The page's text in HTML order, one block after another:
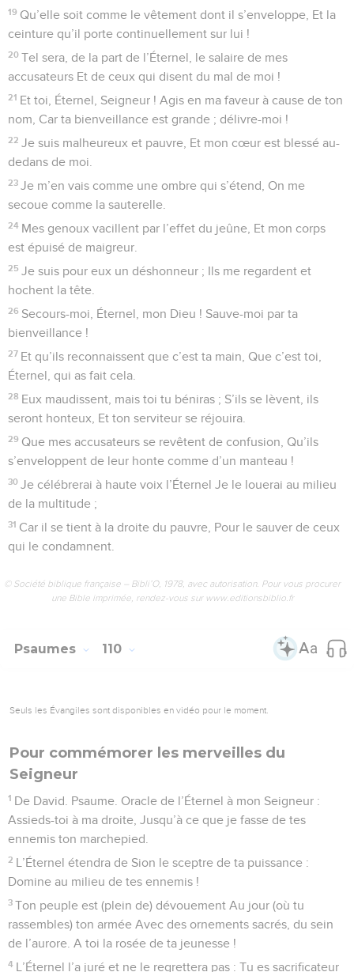
© Société biblique française – Bibli’O, 1978, avec autorisation. Pour vous procurer
une Bible imprimée, rendez-vous sur www.editionsbiblio.fr
Psaumes 112
Le Seigneur retourne les situations sans
espoir
1 Louez l’Éternel ! Heureux l’homme qui craint l’Éternel, Qui
trouve un grand plaisir à ses commandements.
2 Sa descendance sera vaillante dans le pays, La génération
des (hommes) droits sera bénie.
3 (Il a) dans sa main des biens et des richesses, Et sa justice
subsiste à jamais.
4 La lumière se lève dans les ténèbres pour les (hommes)
droits, (Pour celui qui) fait grâce, qui est compatissant et
juste.
Il est bon qu’un homme fasse grâce et qu’il prête, Qu’il
règle ses affaires d’après le droit !
Car il ne chancellera jamais ; Le souvenir du juste dure
toujours.
Il ne craint pas de mauvaise nouvelle ; Son cœur est ferme,
confiant en l’Éternel.
Son cœur est inébranlable ; il n’a pas de crainte, A la fin, sa
9 Il fait des largesses, il donne aux pauvres ; Sa justice
subsiste à jamais ; Sa puissance s’élève avec gloire.
consume, Le désir des méchants périra.
Psaumes 113
Quand Israël sortit d'Égypte
1 Louez l’Éternel ! Serviteurs de l’Éternel, louez, Louez le
nom de l’Éternel !
2 Que le nom de l’Éternel soit béni, Dès maintenant et à
toujours !
3 Du lever du soleil jusqu’à son couchant, Que le nom de